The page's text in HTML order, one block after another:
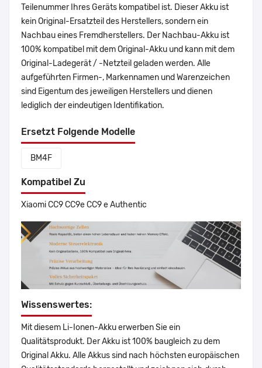
Teilenummer Ihres Geräts kompatibel ist. Dieser Akku ist
kein Original-Ersatzteil des Herstellers, sondern ein
Nachbau eines Fremdherstellers. Der Nachbau-Akku ist
100% kompatibel mit dem Original-Akku und kann mit dem
Original-Ladegerät / -Netzteil geladen werden. Alle
aufgeführten Firmen-, Markennamen und Warenzeichen
sind Eigentum des jeweiligen Herstellers und dienen
lediglich der eindeutigen Identifikation.
Ersetzt Folgende Modelle
BM4F
Kompatibel Zu
Xiaomi CC9 CC9e CC9 e Authentic
Wissenswertes:
Mit diesem Li-Ionen-Akku erwerben Sie ein
Qualitätsprodukt. Der Akku ist 100% baugleich zu dem
Original Akku. Alle Akkus sind nach höchsten europäischen